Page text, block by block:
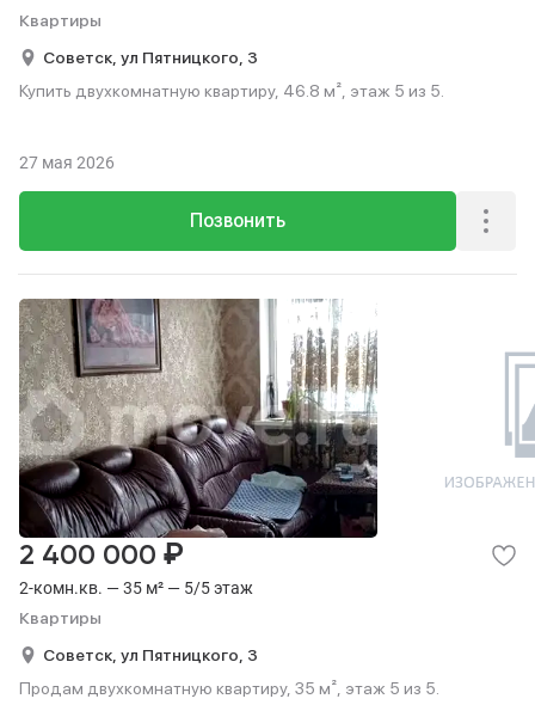
Квартиры
Советск, ул Пятницкого, 3
Купить двухкомнатную квартиру, 46.8 м², этаж 5 из 5.
Позвонить
27 мая 2026
2-комн.кв. — 35 м² — 5/5 этаж
Квартиры
2 400 000 ₽
Советск, ул Пятницкого, 3
Продам двухкомнатную квартиру, 35 м², этаж 5 из 5.